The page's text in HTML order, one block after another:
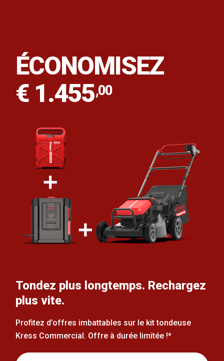
Tondez plus longtemps. Rechargez
plus vite.
Profitez d’offres imbattables sur le kit tondeuse
Kress Commercial. Offre à durée limitée !*
ÉCONOMISEZ
€ 1.455,00